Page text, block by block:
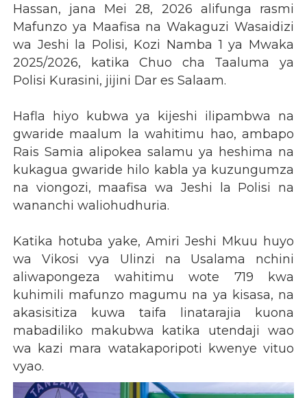
Hassan, jana Mei 28, 2026 alifunga rasmi
Mafunzo ya Maafisa na Wakaguzi Wasaidizi
wa Jeshi la Polisi, Kozi Namba 1 ya Mwaka
2025/2026, katika Chuo cha Taaluma ya
Polisi Kurasini, jijini Dar es Salaam.
Hafla hiyo kubwa ya kijeshi ilipambwa na
gwaride maalum la wahitimu hao, ambapo
Rais Samia alipokea salamu ya heshima na
kukagua gwaride hilo kabla ya kuzungumza
na viongozi, maafisa wa Jeshi la Polisi na
wananchi waliohudhuria.
Katika hotuba yake, Amiri Jeshi Mkuu huyo
wa Vikosi vya Ulinzi na Usalama nchini
aliwapongeza wahitimu wote 719 kwa
kuhimili mafunzo magumu na ya kisasa, na
akasisitiza kuwa taifa linatarajia kuona
mabadiliko makubwa katika utendaji wao
wa kazi mara watakaporipoti kwenye vituo
vyao.